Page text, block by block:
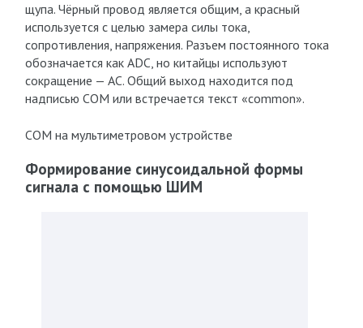
щупа. Чёрный провод является общим, а красный
используется с целью замера силы тока,
сопротивления, напряжения. Разъем постоянного тока
обозначается как ADC, но китайцы используют
сокращение — AC. Общий выход находится под
надписью COM или встречается текст «common».
COM на мультиметровом устройстве
Формирование синусоидальной формы
сигнала с помощью ШИМ